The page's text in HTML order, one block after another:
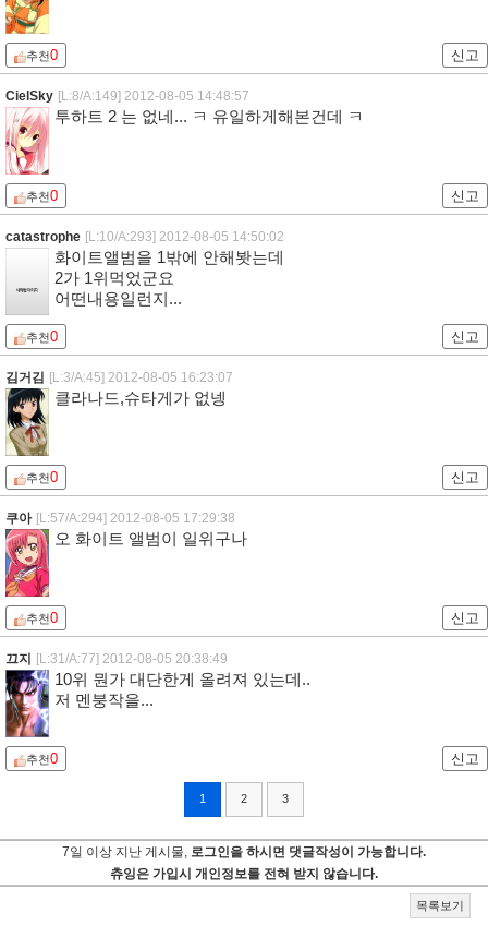
추천0 신고
CielSky [L:8/A:149] 2012-08-05 14:48:57
투하트 2 는 없네... ㅋ 유일하게해본건데 ㅋ
추천0 신고
catastrophe [L:10/A:293] 2012-08-05 14:50:02
화이트앨범을 1밖에 안해봣는데
2가 1위먹었군요
어떤내용일런지...
추천0 신고
김거김 [L:3/A:45] 2012-08-05 16:23:07
클라나드,슈타게가 없넹
추천0 신고
쿠아 [L:57/A:294] 2012-08-05 17:29:38
오 화이트 앨범이 일위구나
추천0 신고
끄지 [L:31/A:77] 2012-08-05 20:38:49
10위 뭔가 대단한게 올려져 있는데..
저 멘붕작을...
추천0 신고
1 2 3
7일 이상 지난 게시물, 로그인을 하시면 댓글작성이 가능합니다.
츄잉은 가입시 개인정보를 전혀 받지 않습니다.
목록보기